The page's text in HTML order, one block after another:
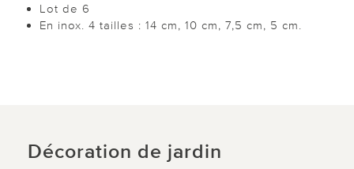
Lot de 6
En inox. 4 tailles : 14 cm, 10 cm, 7,5 cm, 5 cm.
Décoration de jardin